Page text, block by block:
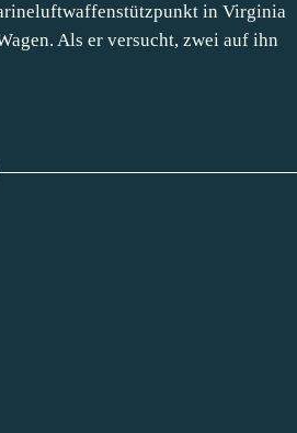
in Virginia
Als er versucht, zwei auf ihn